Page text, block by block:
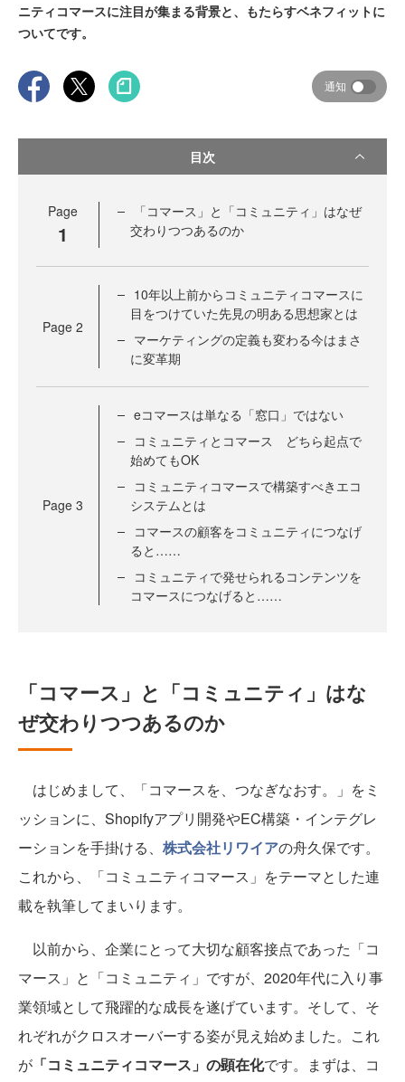
ニティコマースに注目が集まる背景と、もたらすベネフィットに
ついてです。
通知
目次
Page
1
「コマース」と「コミュニティ」はなぜ
交わりつつあるのか
Page 2
10年以上前からコミュニティコマースに
目をつけていた先見の明ある思想家とは
マーケティングの定義も変わる今はまさ
に変革期
Page 3
eコマースは単なる「窓口」ではない
コミュニティとコマース どちら起点で
始めてもOK
コミュニティコマースで構築すべきエコ
システムとは
コマースの顧客をコミュニティにつなげ
ると……
コミュニティで発せられるコンテンツを
コマースにつなげると……
「コマース」と「コミュニティ」はな
ぜ交わりつつあるのか
はじめまして、「コマースを、つなぎなおす。」をミ
ッションに、Shopifyアプリ開発やEC構築・インテグレ
ーションを手掛ける、 株式会社リワイアの舟久保です。
これから、「コミュニティコマース」をテーマとした連
載を執筆してまいります。
以前から、企業にとって大切な顧客接点であった「コ
マース」と「コミュニティ」ですが、2020年代に入り事
業領域として飛躍的な成長を遂げています。そして、そ
れぞれがクロスオーバーする姿が見え始めました。これ
が 「コミュニティコマース」の顕在化です。まずは、コ